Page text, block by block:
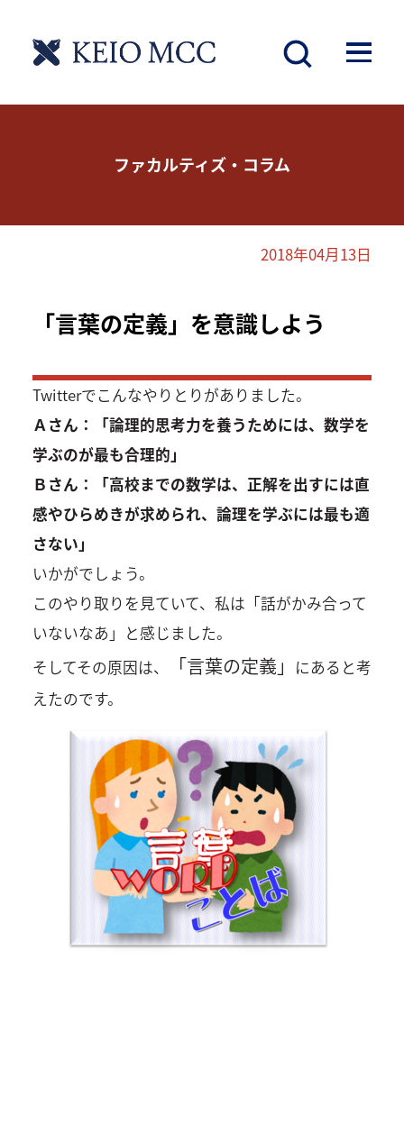
ファカルティズ・コラム
2018年04月13日
「言葉の定義」を意識しよう
Twitterでこんなやりとりがありました。
Ａさん：「論理的思考力を養うためには、数学を
学ぶのが最も合理的」
Ｂさん：「高校までの数学は、正解を出すには直
感やひらめきが求められ、論理を学ぶには最も適
さない」
いかがでしょう。
このやり取りを見ていて、私は「話がかみ合って
いないなあ」と感じました。
そしてその原因は、
「言葉の定義」
にあると考
えたのです。